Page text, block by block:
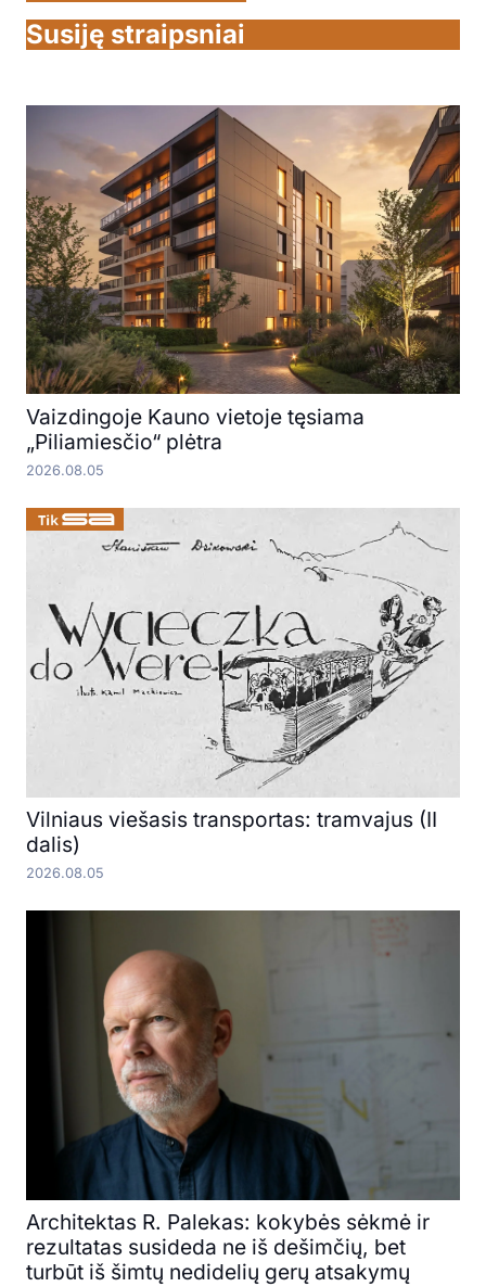
Susiję straipsniai
Vaizdingoje Kauno vietoje tęsiama
„Piliamiesčio“ plėtra
2026.08.05
Vilniaus viešasis transportas: tramvajus (II
dalis)
2026.08.05
Architektas R. Palekas: kokybės sėkmė ir
rezultatas susideda ne iš dešimčių, bet
turbūt iš šimtų nedidelių gerų atsakymų